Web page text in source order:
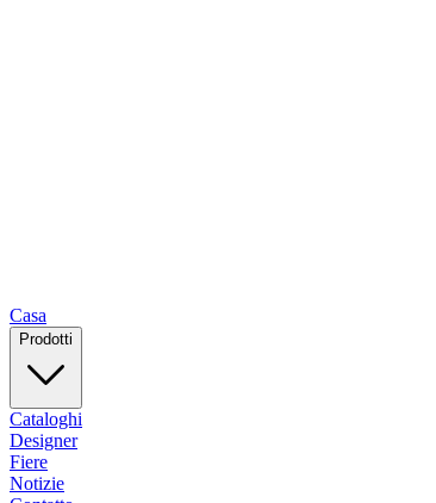
Casa
Prodotti
Cataloghi
Designer
Fiere
Notizie